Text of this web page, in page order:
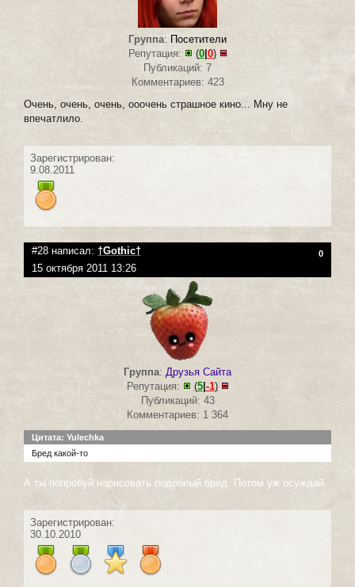
Группа: Посетители
Репутация:
(0| 0)
Публикаций: 7
Комментариев: 423
Очень, очень, очень, ооочень страшное кино... Мну не
впечатлило.
Зарегистрирован:
9.08.2011
#28 написал: †Gothic† 0
15 октября 2011 13:26
Группа: Друзья Сайта
Репутация:
(5| -1)
Публикаций: 43
Комментариев: 1 364
Цитата: Yulechka
Бред какой-то
А ты попробуй нарисовать подобный бред. Потом уж осуждай.
Зарегистрирован:
30.10.2010